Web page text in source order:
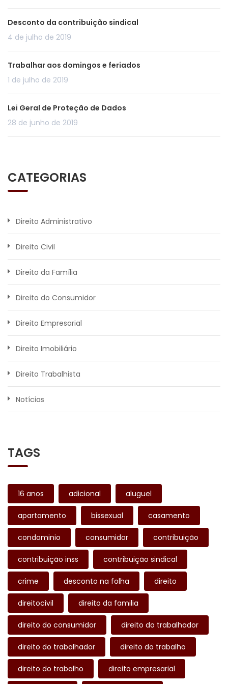
Desconto da contribuição sindical
4 de julho de 2019
Trabalhar aos domingos e feriados
1 de julho de 2019
Lei Geral de Proteção de Dados
28 de junho de 2019
CATEGORIAS
Direito Administrativo
Direito Civil
Direito da Família
Direito do Consumidor
Direito Empresarial
Direito Imobiliário
Direito Trabalhista
Notícias
TAGS
16 anos adicional aluguel
apartamento bissexual casamento
condominio consumidor contribuição
contribuição inss contribuição sindical
crime desconto na folha direito
direitocivil direito da familia
direito do consumidor direito do trabalhador
direito do trabalhador direito do trabalho
direito do trabalho direito empresarial